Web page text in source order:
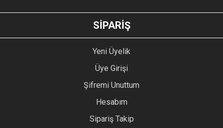
GÖNDER
SİPARİŞ
Yeni Üyelik
Üye Girişi
Şifremi Unuttum
Hesabım
Sipariş Takip